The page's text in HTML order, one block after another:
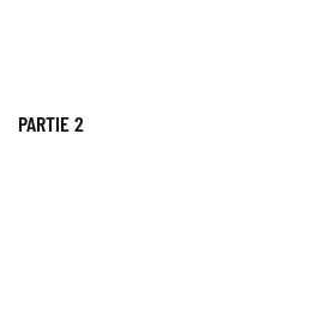
PARTIE 2